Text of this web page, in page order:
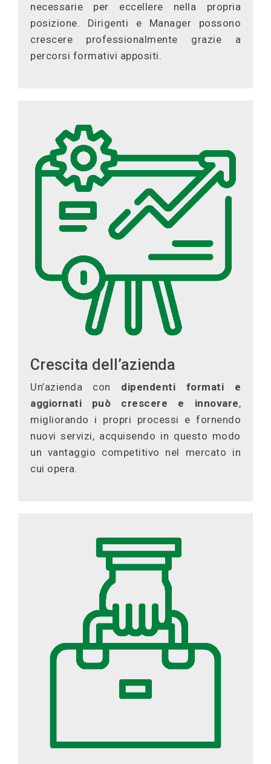
necessarie per eccellere nella propria
posizione. Dirigenti e Manager possono
crescere professionalmente grazie a
percorsi formativi appositi.
Crescita dell’azienda
Un’azienda con dipendenti formati e
aggiornati può crescere e innovare,
migliorando i propri processi e fornendo
nuovi servizi, acquisendo in questo modo
un vantaggio competitivo nel mercato in
cui opera.